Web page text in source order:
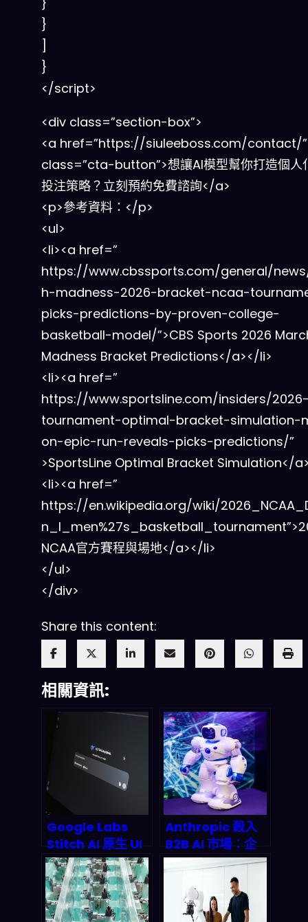
}
]
}
</script>
<div class=”section-box”>
<a href=”https://siuleeboss.com/contact/”
class=”cta-button”>想讓AI模型幫你打造個人
投注策略？立刻預約免費諮詢</a>
<p>參考資料：</p>
<ul>
<li><a href=”
https://www.cbssports.com/general/
h-madness-2026-bracket-ncaa-
picks-predictions-by-proven-college-
basketball-model/”>CBS Sports 2026
Madness Bracket Predictions</a></li>
<li><a href=”
https://www.sportsline.com/insiders/
tournament-optimal-bracket-simulation-
on-epic-run-reveals-picks-predictions/”
>SportsLine Optimal Bracket Simulation</
<li><a href=”
https://en.wikipedia.org/wiki/
NCAA官方賽程與場地</a></li>
</ul>
</div>
Share this content:
相關資訊:
Google Labs
Stitch AI 原生 UI
設計平台：2026
前端開發如何從文
字描述直接變成可
執行代碼？
Anthropic 殺入
B2B AI 市場：企
業 AI 採購革命正
在發生